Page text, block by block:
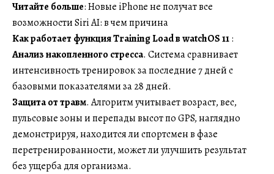
Читайте больше: Новые iPhone не получат все
возможности Siri AI: в чем причина
Как работает функция Training Load в watchOS 11:
Анализ накопленного стресса. Система сравнивает
интенсивность тренировок за последние 7 дней с
базовыми показателями за 28 дней.
Защита от травм. Алгоритм учитывает возраст, вес,
пульсовые зоны и перепады высот по GPS, наглядно
демонстрируя, находится ли спортсмен в фазе
перетренированности, может ли улучшить результат
без ущерба для организма.